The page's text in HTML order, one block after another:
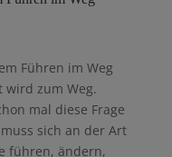
Führen im Weg
wird zum Weg.
mal diese Frage
sich an der Art
führen, ändern,